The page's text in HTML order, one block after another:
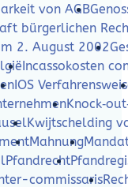
von AGB
bürgerlichen
2. August 2002
Incassokosten
IOS
Kwijtschelding
Mahnung
Pfandrecht
commissaris